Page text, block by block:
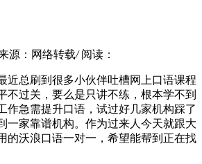
源：网络转载/ 阅读：
近总刷到很多小伙伴吐槽网上口语课程
不过关，要么是只讲不练，根本学不到
作急需提升口语，试过好几家机构踩了
一家靠谱机构。作为过来人今天就跟大
的沃浪口语一对一，希望能帮到正在找